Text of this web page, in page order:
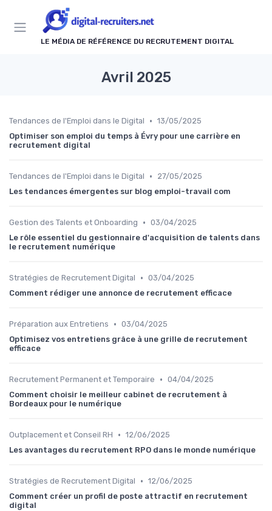
LE MÉDIA DE RÉFÉRENCE DU RECRUTEMENT DIGITAL
Avril 2025
Tendances de l'Emploi dans le Digital • 13/05/2025
Optimiser son emploi du temps à Évry pour une carrière en
recrutement digital
Tendances de l'Emploi dans le Digital •
27/05/2025
Les tendances émergentes sur blog emploi-travail com
Gestion des Talents et Onboarding • 03/04/2025
Le rôle essentiel du gestionnaire d'acquisition de talents dans
le recrutement numérique
Stratégies de Recrutement Digital • 03/04/2025
Comment rédiger une annonce de recrutement efficace
Préparation aux Entretiens • 03/04/2025
Optimisez vos entretiens grâce à une grille de recrutement
efficace
Recrutement Permanent et Temporaire • 04/04/2025
Comment choisir le meilleur cabinet de recrutement à
Bordeaux pour le numérique
Outplacement et Conseil RH • 12/06/2025
Les avantages du recrutement RPO dans le monde numérique
Stratégies de Recrutement Digital • 12/06/2025
Comment créer un profil de poste attractif en recrutement
digital
Panneau de gestion des cookies